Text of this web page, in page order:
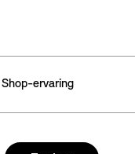
Shop-ervaring